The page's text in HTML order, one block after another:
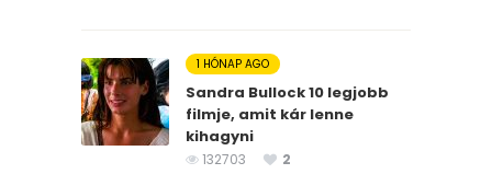
1 HÓNAP AGO
Sandra Bullock 10 legjobb
filmje, amit kár lenne
kihagyni
132703
2